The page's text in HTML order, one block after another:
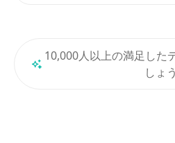
10,000人以上の満足した
しょう